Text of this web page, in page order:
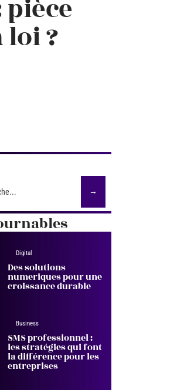
?
Digital
Des solutions
numeriques pour une
croissance durable
Business
SMS professionnel :
les stratégies qui font
la différence pour les
entreprises